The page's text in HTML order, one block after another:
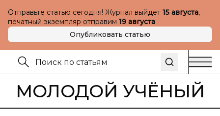
Отправьте статью сегодня! Журнал выйдет 15 августа,
печатный экземпляр отправим 19 августа
Опубликовать статью
МОЛОДОЙ УЧЁНЫЙ